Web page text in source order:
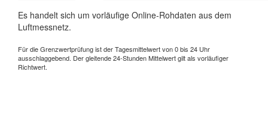
Es handelt sich um vorläufige Online-Rohdaten aus dem
Luftmessnetz.
Für die Grenzwertprüfung ist der Tagesmittelwert von 0 bis 24 Uhr
ausschlaggebend. Der gleitende 24-Stunden Mittelwert gilt als vorläufiger
Richtwert.